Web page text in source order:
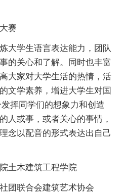
赛
学生语言表达能力，团队
的关心和了解。同时也丰富
大家对大学生活的热情，活
文学素养，增进大学生对国
挥同学们的想象力和创造
人或事，或者关心的事情，
念以配音的形式表达出自己
木建筑工程学院
联合会建筑艺术协会